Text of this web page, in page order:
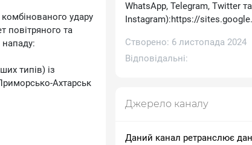
удару
повітряного та
нападу:
типів) із
Ахтарськ
WhatsApp, Telegram, Тwitter та
Іnstagram):https://
Створено: 6 листопада 2024
Відповідальні:
Джерело каналу
Даний канал ретранслює